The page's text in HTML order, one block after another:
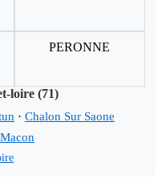
PERONNE
loire (71)
· Chalon Sur Saone
Macon